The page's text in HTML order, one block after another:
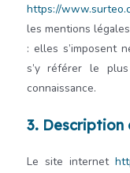
https://
les mentions
: elles s’imposent
s’y référer le
connaissance.
3. Description
Le site internet